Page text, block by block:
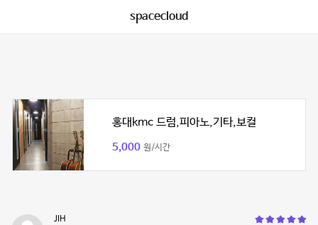
spacecloud
홍대kmc 드럼,피아노,기타,보컬
5,000 원/시간
JIH